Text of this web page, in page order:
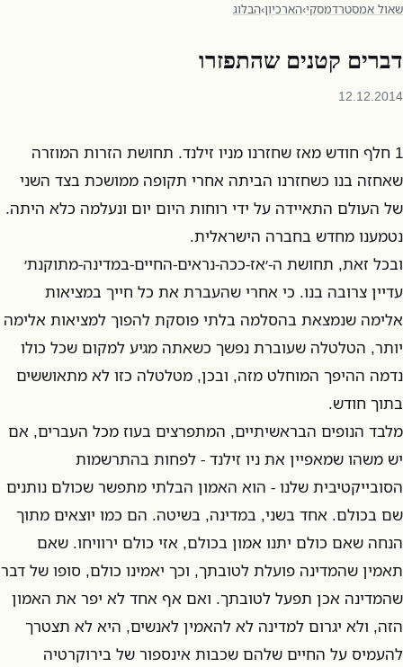
שאול אמסטרדמסקי›הארכיון›הבלוג
דברים קטנים שהתפזרו
12.12.2014
1 חלף חודש מאז שחזרנו מניו זילנד. תחושת הזרות המוזרה
שאחזה בנו כשחזרנו הביתה אחרי תקופה ממושכת בצד השני
של העולם התאיידה על ידי רוחות היום יום ונעלמה כלא היתה.
נטמענו מחדש בחברה הישראלית.
ובכל זאת, תחושת ה-׳אז-ככה-נראים-החיים-במדינה-מתוקנת׳
עדיין צרובה בנו. כי אחרי שהעברת את כל חייך במציאות
אלימה שנמצאת בהסלמה בלתי פוסקת להפוך למציאות אלימה
יותר, הטלטלה שעוברת נפשך כשאתה מגיע למקום שכל כולו
נדמה ההיפך המוחלט מזה, ובכן, מטלטלה כזו לא מתאוששים
בתוך חודש.
מלבד הנופים הבראשיתיים, המתפרצים בעוז מכל העברים, אם
יש משהו שמאפיין את ניו זילנד - לפחות בהתרשמות
הסובייקטיבית שלנו - הוא האמון הבלתי מתפשר שכולם נותנים
שם בכולם. אחד בשני, במדינה, בשיטה. הם כמו יוצאים מתוך
הנחה שאם כולם יתנו אמון בכולם, אזי כולם ירוויחו. שאם
תאמין שהמדינה פועלת לטובתך, וכך יאמינו כולם, סופו של דבר
שהמדינה אכן תפעל לטובתך. ואם אף אחד לא יפר את האמון
הזה, ולא יגרום למדינה לא להאמין לאנשים, היא לא תצטרך
להעמיס על החיים שלהם שכבות אינספור של בירוקרטיה